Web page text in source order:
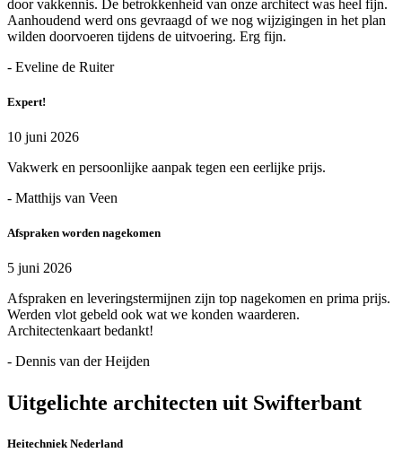
door vakkennis. De betrokkenheid van onze architect was heel fijn.
Aanhoudend werd ons gevraagd of we nog wijzigingen in het plan
wilden doorvoeren tijdens de uitvoering. Erg fijn.
- Eveline de Ruiter
Expert!
10 juni 2026
Vakwerk en persoonlijke aanpak tegen een eerlijke prijs.
- Matthijs van Veen
Afspraken worden nagekomen
5 juni 2026
Afspraken en leveringstermijnen zijn top nagekomen en prima prijs.
Werden vlot gebeld ook wat we konden waarderen.
Architectenkaart bedankt!
- Dennis van der Heijden
Uitgelichte architecten uit Swifterbant
Heitechniek Nederland